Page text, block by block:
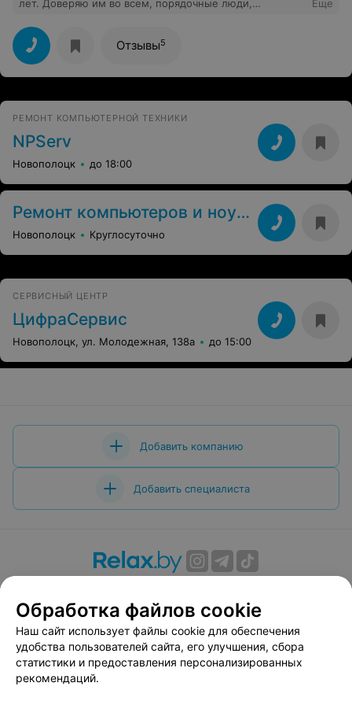
лет. Доверяю им во всем, порядочные люди,
советы.
Еще
Отзывы5
РЕМОНТ КОМПЬЮТЕРНОЙ ТЕХНИКИ
NPServ
Новополоцк до 18:00
Ремонт компьютеров и ноутбуков
Новополоцк Круглосуточно
СЕРВИСНЫЙ ЦЕНТР
ЦифраСервис
Новополоцк, ул. Молодежная, 138а до 15:00
Добавить компанию
Добавить специалиста
Вакансии
Публичный договор
Способы оплаты
Публичный договор по использованию сервиса
«Афиша»
Пользовательское соглашение
Обработка файлов cookie
Наш сайт использует файлы cookie для обеспечения
удобства пользователей сайта, его улучшения, сбора
статистики и предоставления персонализированных
рекомендаций.